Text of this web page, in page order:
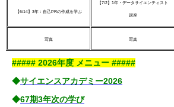
【6/14】3年：自己PRの作成を学ぶ
【7/2】1年・データサイエンティスト
講座
写真 写真
##### 2026年度 メニュー #####
◆サイエンスアカデミー2026
◆67期3年次の学び